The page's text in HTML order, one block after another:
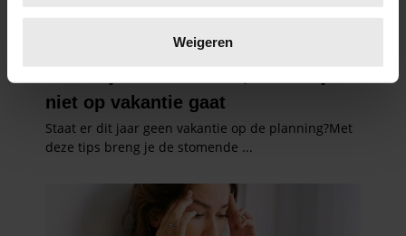
verwerkt en stel uw voorkeuren in het
intrekken in de Cookieverklaring.
We gebruiken cookies om content en advertenties te
personaliseren, om functies voor social media te bieden
informatie over uw gebruik van onze site met onze
partners voor social media, adverteren en analyse. Deze
Weigeren